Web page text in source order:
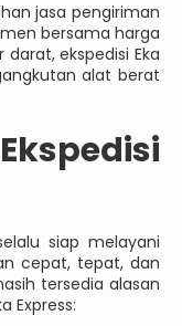
jasa pengiriman
bersama harga
ekspedisi Eka
alat berat
siap melayani
cepat, tepat, dan
tersedia alasan
Express: